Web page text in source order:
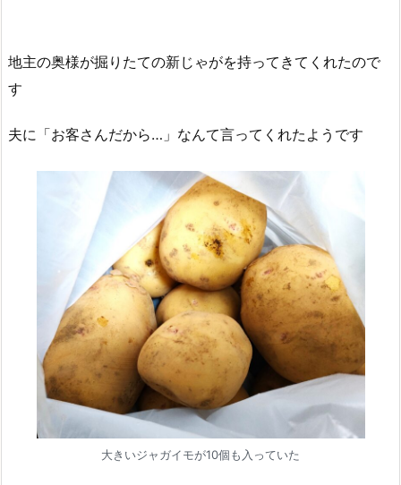
地主の奥様が掘りたての新じゃがを持ってきてくれたので
す
夫に「お客さんだから…」なんて言ってくれたようです
大きいジャガイモが10個も入っていた